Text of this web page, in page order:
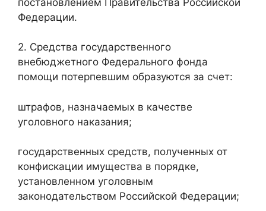
Федерации.
2. Средства государственного
внебюджетного Федерального фонда
помощи потерпевшим образуются за счет:
штрафов, назначаемых в качестве
уголовного наказания;
государственных средств, полученных от
конфискации имущества в порядке,
установленном уголовным
законодательством Российской Федерации;